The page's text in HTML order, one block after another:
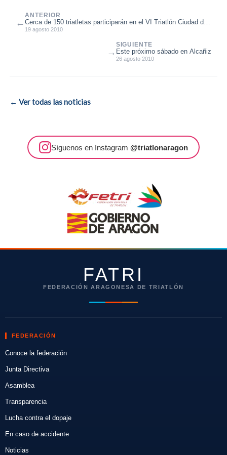
←
ANTERIOR
Cerca de 150 triatletas participarán en el VI Triatlón Ciudad de
Teruel-Campeona...
19 agosto 2010
SIGUIENTE
Este próximo sábado en Alcañiz
26 agosto 2010
→
← Ver todas las noticias
Síguenos en Instagram @triatlonaragon
FATRI
FEDERACIÓN ARAGONESA DE TRIATLÓN
FEDERACIÓN
Conoce la federación
Junta Directiva
Asamblea
Transparencia
Lucha contra el dopaje
En caso de accidente
Noticias